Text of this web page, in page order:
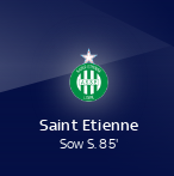
Saint Etienne
Sow S. 85'